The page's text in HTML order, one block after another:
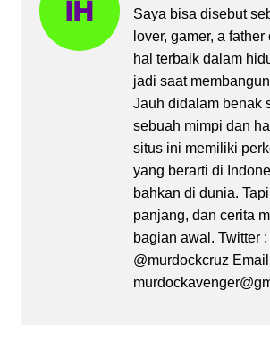
Saya bisa disebut
lover, gamer, a
hal terbaik dalam
jadi saat
Jauh didalam benak
sebuah mimpi dan
situs ini memiliki
yang berarti di
bahkan di dunia.
panjang, dan cerita
bagian awal. Twitter :
@murdockcruz Email